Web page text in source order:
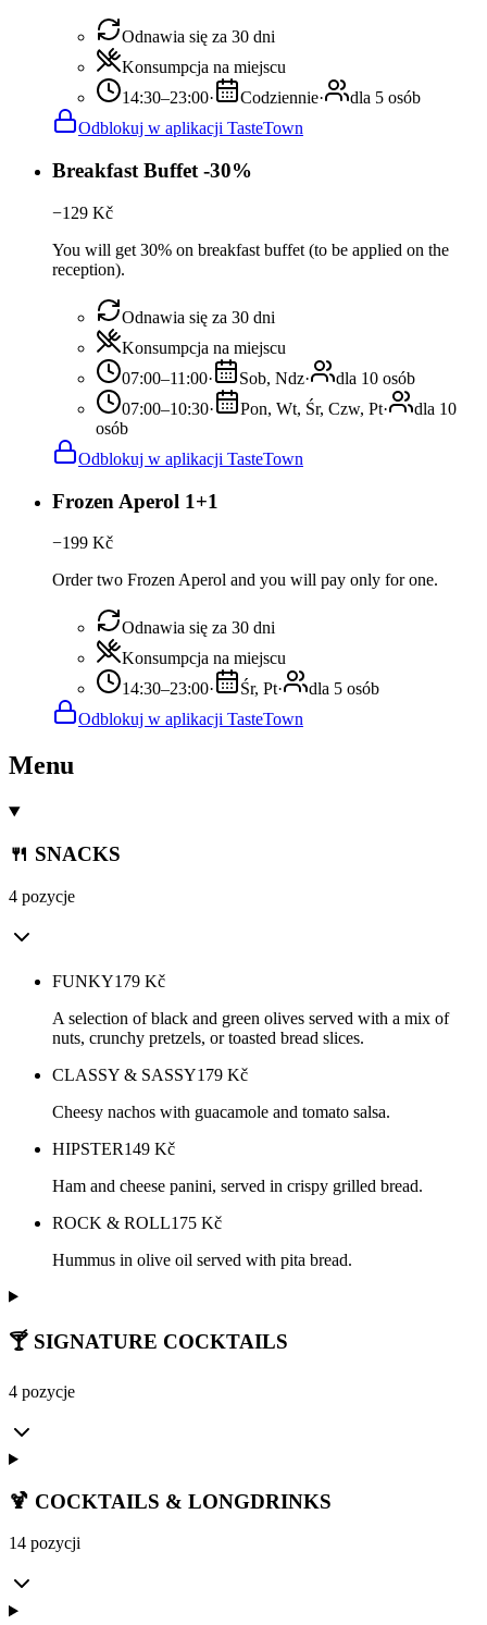
Odnawia się za 30 dni
Konsumpcja na miejscu
14:30–23:00· Codziennie·
dla 5 osób
Odblokuj w aplikacji TasteTown
Breakfast Buffet -30%
−129 Kč
You will get 30% on breakfast buffet (to be applied on the
reception).
Odnawia się za 30 dni
Konsumpcja na miejscu
07:00–11:00· Sob, Ndz·
dla 10 osób
07:00–10:30· Pon, Wt, Śr, Czw, Pt·
dla 10
osób
Odblokuj w aplikacji TasteTown
Frozen Aperol 1+1
−199 Kč
Order two Frozen Aperol and you will pay only for one.
Odnawia się za 30 dni
Konsumpcja na miejscu
14:30–23:00· Śr, Pt·
dla 5 osób
Odblokuj w aplikacji TasteTown
Menu
🍴 SNACKS
4 pozycje
FUNKY179 Kč
A selection of black and green olives served with a mix of
nuts, crunchy pretzels, or toasted bread slices.
CLASSY & SASSY179 Kč
Cheesy nachos with guacamole and tomato salsa.
HIPSTER149 Kč
Ham and cheese panini, served in crispy grilled bread.
ROCK & ROLL175 Kč
Hummus in olive oil served with pita bread.
🍸 SIGNATURE COCKTAILS
4 pozycje
🍹 COCKTAILS & LONGDRINKS
14 pozycji